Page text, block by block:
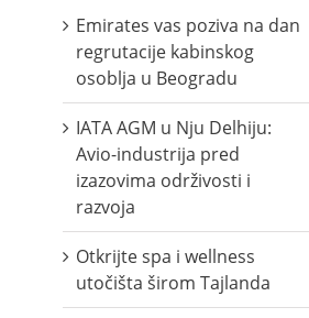
Emirates vas poziva na dan
regrutacije kabinskog
osoblja u Beogradu
IATA AGM u Nju Delhiju:
Avio-industrija pred
izazovima održivosti i
razvoja
Otkrijte spa i wellness
utočišta širom Tajlanda